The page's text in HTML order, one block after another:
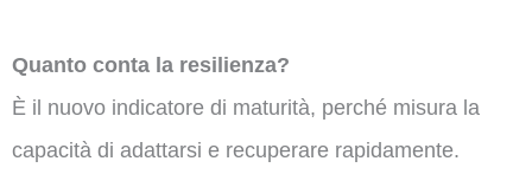
Quanto conta la resilienza?
È il nuovo indicatore di maturità, perché misura la
capacità di adattarsi e recuperare rapidamente.